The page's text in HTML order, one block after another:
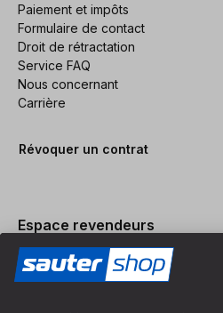
Paiement et impôts
Formulaire de contact
Droit de rétractation
Service FAQ
Nous concernant
Carrière
Révoquer un contrat
Espace revendeurs
Devenir revendeur